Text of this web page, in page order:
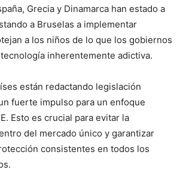
Grecia y Dinamarca han estado a
a Bruselas a implementar
a los niños de lo que los gobiernos
inherentemente adictiva.
están redactando legislación
fuerte impulso para un enfoque
Esto es crucial para evitar la
del mercado único y garantizar
consistentes en todos los